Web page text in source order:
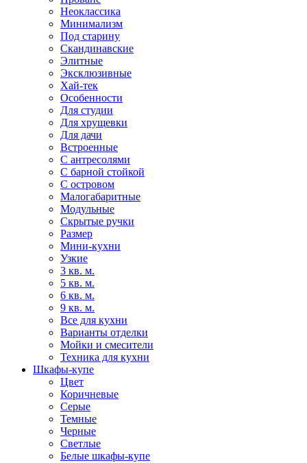
Неоклассика
Минимализм
Под старину
Скандинавские
Элитные
Эксклюзивные
Хай-тек
Особенности
Для студии
Для хрущевки
Для дачи
Встроенные
С антресолями
С барной стойкой
С островом
Малогабаритные
Модульные
Скрытые ручки
Размер
Мини-кухни
Узкие
3 кв. м.
5 кв. м.
6 кв. м.
9 кв. м.
Все для кухни
Варианты отделки
Мойки и смесители
Техника для кухни
Шкафы-купе
Цвет
Коричневые
Серые
Темные
Черные
Светлые
Белые шкафы-купе